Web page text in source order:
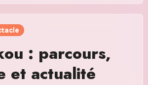
: parcours,
et actualité